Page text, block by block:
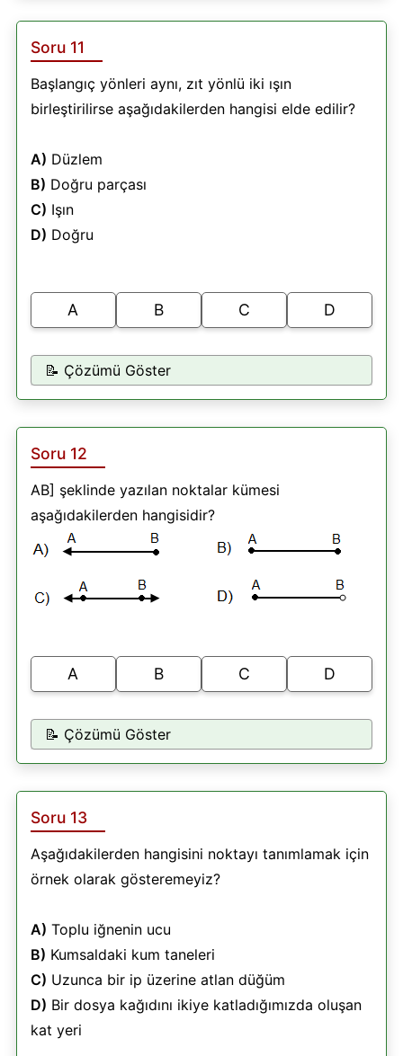
Soru 11
Başlangıç yönleri aynı, zıt yönlü iki ışın
birleştirilirse aşağıdakilerden hangisi elde edilir?
A) Düzlem
B) Doğru parçası
C) Işın
D) Doğru
A B C D
📝 Çözümü Göster
Soru 12
AB] şeklinde yazılan noktalar kümesi
aşağıdakilerden hangisidir?
A B C D
📝 Çözümü Göster
Soru 13
Aşağıdakilerden hangisini noktayı tanımlamak için
örnek olarak gösteremeyiz?
A) Toplu iğnenin ucu
B) Kumsaldaki kum taneleri
C) Uzunca bir ip üzerine atlan düğüm
D) Bir dosya kağıdını ikiye katladığımızda oluşan
kat yeri